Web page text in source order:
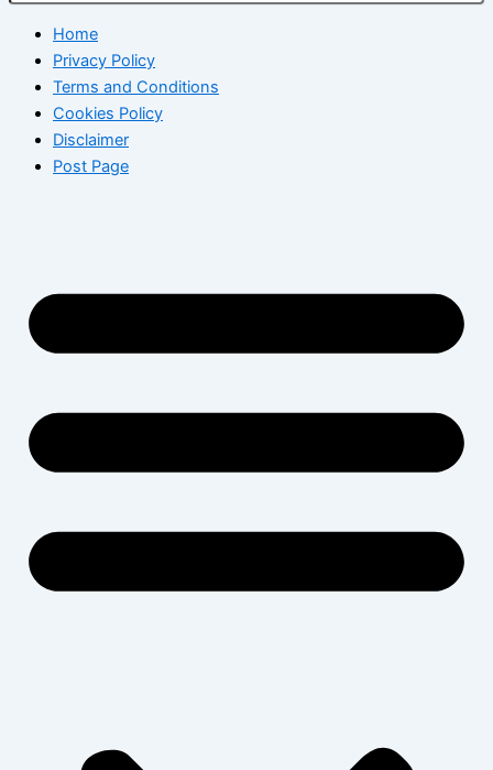
Home
Privacy Policy
Terms and Conditions
Cookies Policy
Disclaimer
Post Page